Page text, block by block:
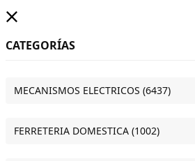
CATEGORÍAS
MECANISMOS ELECTRICOS (6437)
FERRETERIA DOMESTICA (1002)